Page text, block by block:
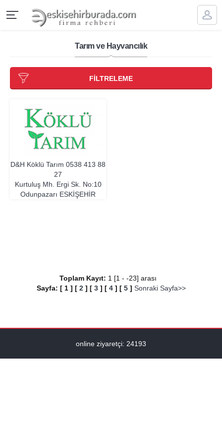
Tarım ve Hayvancılık
FİLTRELEME
D&H Köklü Tarım 0538 413 88
27
Kurtuluş Mh. Ergi Sk. No:10
Odunpazarı ESKIŞEHIR
Toplam Kayıt: 1 [1 - -23] arası
Sayfa: [ 1] [ 2] [ 3] [ 4] [ 5] Sonraki Sayfa>>
online ziyaretçi: 24193